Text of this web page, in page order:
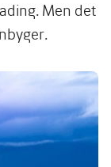
Men det